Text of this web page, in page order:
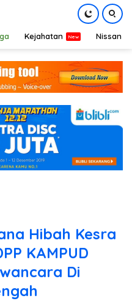
Kejahatan Nissan
Hibah Kesra
KAMPUD
Di